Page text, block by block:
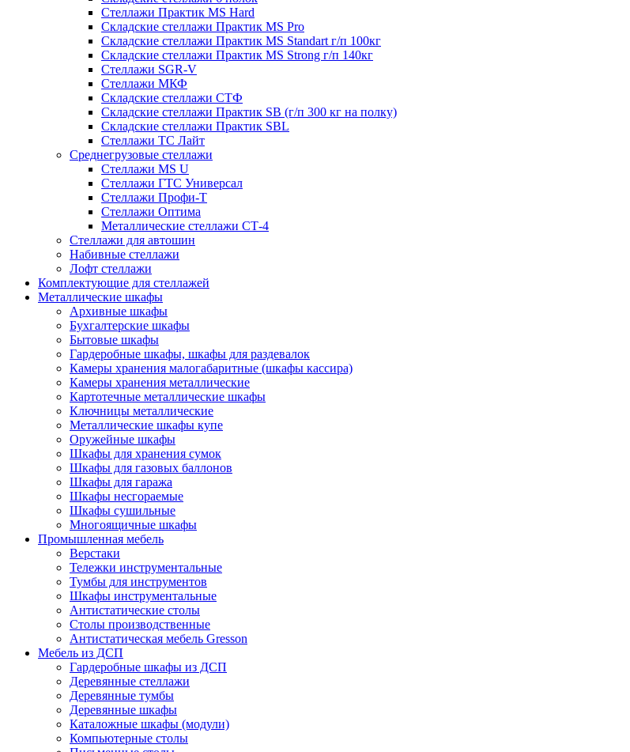
Стеллажи Практик MS Hard
Складские стеллажи Практик MS Pro
Складские стеллажи Практик MS Standart г/п 100кг
Складские стеллажи Практик MS Strong г/п 140кг
Стеллажи SGR-V
Стеллажи МКФ
Складские стеллажи СТФ
Складские стеллажи Практик SB (г/п 300 кг на полку)
Складские стеллажи Практик SBL
Стеллажи ТС Лайт
Среднегрузовые стеллажи
Стеллажи MS U
Стеллажи ГТС Универсал
Стеллажи Профи-Т
Стеллажи Оптима
Металлические стеллажи СТ-4
Стеллажи для автошин
Набивные стеллажи
Лофт стеллажи
Комплектующие для стеллажей
Металлические шкафы
Архивные шкафы
Бухгалтерские шкафы
Бытовые шкафы
Гардеробные шкафы, шкафы для раздевалок
Камеры хранения малогабаритные (шкафы кассира)
Камеры хранения металлические
Картотечные металлические шкафы
Ключницы металлические
Металлические шкафы купе
Оружейные шкафы
Шкафы для хранения сумок
Шкафы для газовых баллонов
Шкафы для гаража
Шкафы несгораемые
Шкафы сушильные
Многоящичные шкафы
Промышленная мебель
Верстаки
Тележки инструментальные
Тумбы для инструментов
Шкафы инструментальные
Антистатические столы
Столы производственные
Антистатическая мебель Gresson
Мебель из ДСП
Гардеробные шкафы из ДСП
Деревянные стеллажи
Деревянные тумбы
Деревянные шкафы
Каталожные шкафы (модули)
Компьютерные столы